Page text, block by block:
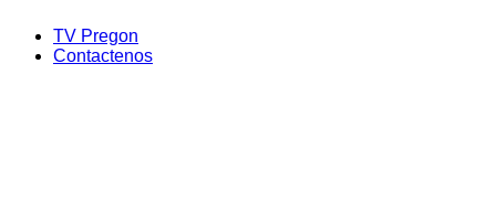
TV Pregon
Contactenos